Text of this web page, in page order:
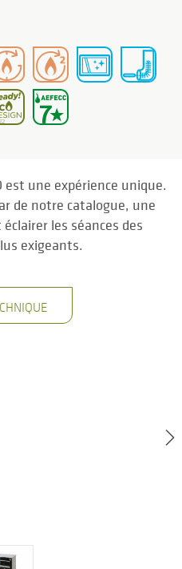
est une expérience unique.
de notre catalogue, une
les séances des
exigeants.